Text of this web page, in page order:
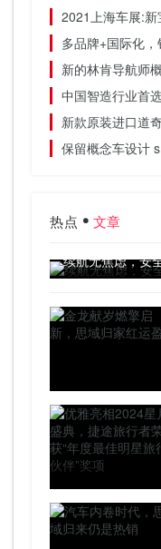
2021上海车展:
多品牌+国际化
新的林肯导航师
中国智造行业首
新款原装进口道
保留概念车设计
热点 文章
续航无焦虑，安